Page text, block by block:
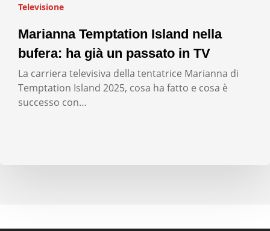
Televisione
Marianna Temptation Island nella
bufera: ha già un passato in TV
La carriera televisiva della tentatrice Marianna di
Temptation Island 2025, cosa ha fatto e cosa è
successo con…